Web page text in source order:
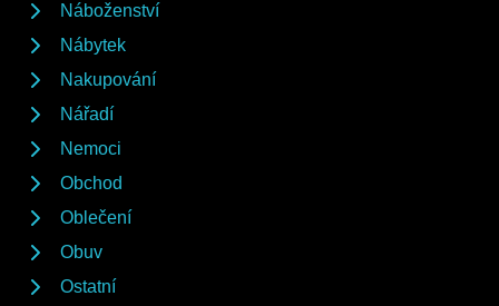
Náboženství
Nábytek
Nakupování
Nářadí
Nemoci
Obchod
Oblečení
Obuv
Ostatní